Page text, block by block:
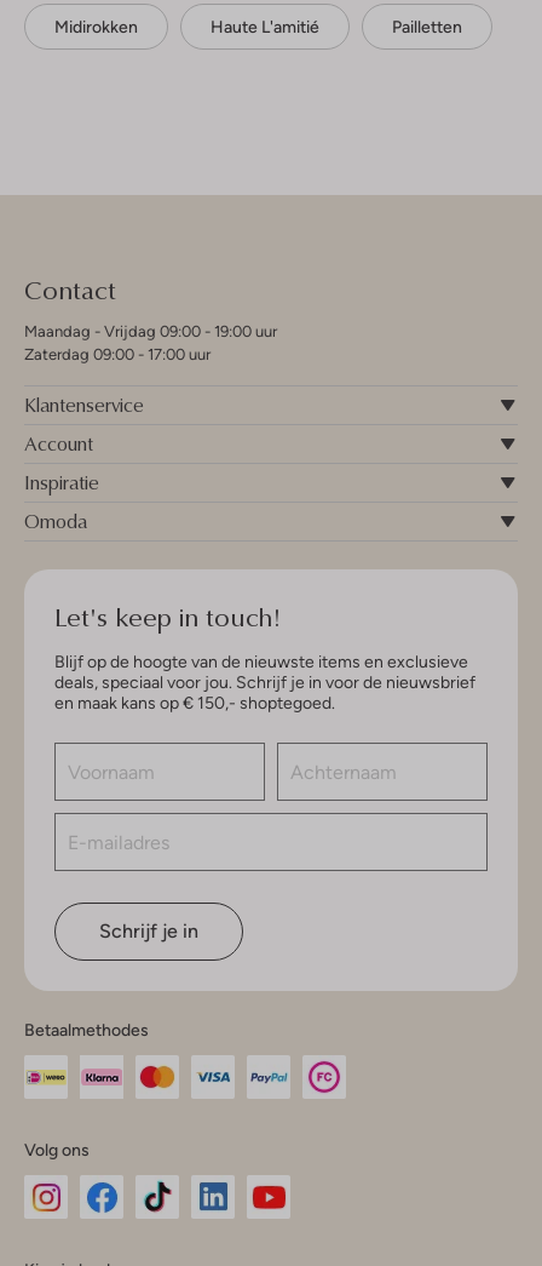
Midirokken Haute L'amitié Pailletten
Contact
Maandag - Vrijdag 09:00 - 19:00 uur
Zaterdag 09:00 - 17:00 uur
Klantenservice
Account
Inspiratie
Omoda
Let's keep in touch!
Blijf op de hoogte van de nieuwste items en exclusieve
deals, speciaal voor jou. Schrijf je in voor de nieuwsbrief
en maak kans op € 150,- shoptegoed.
Schrijf je in
Betaalmethodes
Volg ons